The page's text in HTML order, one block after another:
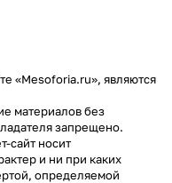
«Mesoforia.ru», являются
материалов без
запрещено.
сайт носит
и ни при каких
определяемой